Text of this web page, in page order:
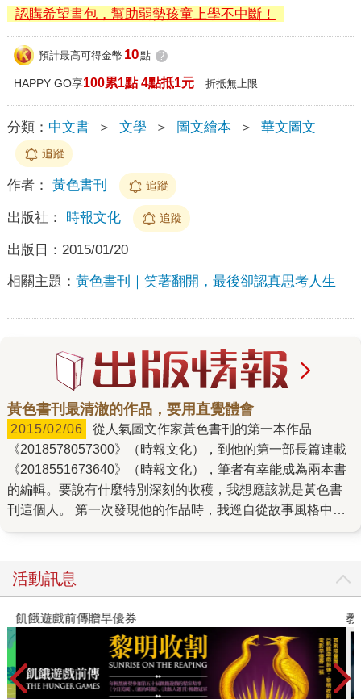
認購希望書包，幫助弱勢孩童上學不中斷！
預計最高可得金幣 10點 ?
HAPPY GO享100累1點 4點抵1元 折抵無上限
分類： 中文書 ＞ 文學 ＞ 圖文繪本 ＞ 華文圖文
追蹤
作者： 黃色書刊 追蹤
出版社： 時報文化 追蹤
出版日： 2015/01/20
相關主題： 黃色書刊｜笑著翻開，最後卻認真思考人生
黃色書刊最清澈的作品，要用直覺體會
2015/02/06
《2018578057300》（時報文化），到他的第一部長篇連載
《2018551673640》（時報文化），筆者有幸能成為兩本書
的編輯。要說有什麼特別深刻的收穫，我想應該就是黃色書
刊這個人。 第一次發現他的作品時，我逕自從故事風格中，
本人卻彬彬有禮，完全打破我的疑慮！每次與他討論內容
時，還會冷不防冒出幾句讓人驚訝（嚇）的笑話。而在我心
中漫畫家總是熬夜爆肝畫畫、作息日夜顛倒的形象，也被黃
色書刊習慣午夜十二點就上床睡覺的灰姑娘（？）作息給徹
底打破。 雖然如此，在第二部作品、也是第一次嘗試長篇連
載的《W1》集結出版的作業期間，黃色書刊為了重新將長條
型的手機閱讀版面修改成適合書本閱讀形式的分鏡，也常常
活動訊息
飢餓遊戲前傳贈早優券 教